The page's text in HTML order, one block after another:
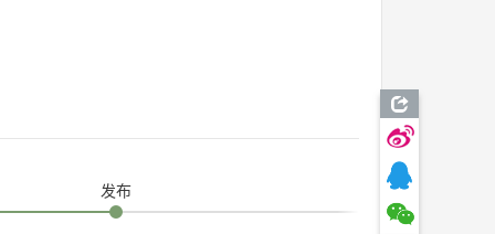
发布